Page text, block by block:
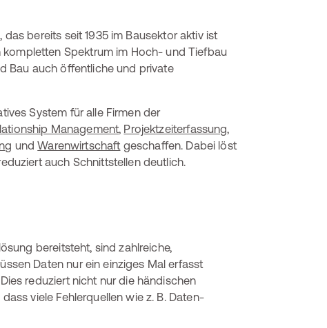
bereits seit 1935 im Bausektor aktiv ist
Spektrum im Hoch- und Tiefbau
Bau auch öffentliche und private
System für alle Firmen der
Management, Projektzeiterfassung,
undWarenwirtschaft geschaffen. Dabei löst
auch Schnittstellen deutlich.
bereitsteht, sind zahlreiche,
Daten nur ein einziges Mal erfasst
reduziert nicht nur die händischen
viele Fehlerquellen wie z. B. Daten-